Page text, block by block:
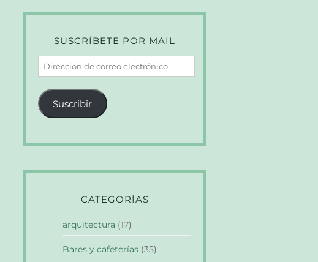
SUSCRÍBETE POR MAIL
Dirección
de
correo
electrónico
Suscribir
CATEGORÍAS
arquitectura (17)
Bares y cafeterías (35)